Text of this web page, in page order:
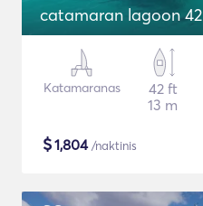
catamaran lagoon 42
Katamaranas
42 ft
13 m
$1,804/naktinis